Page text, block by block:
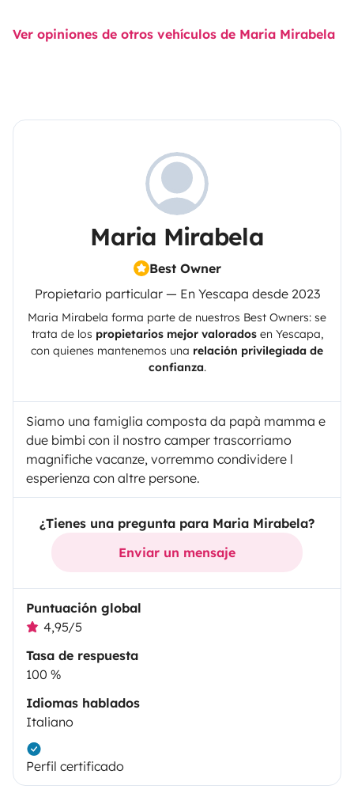
Ver opiniones de otros vehículos de Maria Mirabela
Maria Mirabela
Best Owner
Propietario particular — En Yescapa desde 2023
Maria Mirabela forma parte de nuestros Best Owners: se
trata de los propietarios mejor valoradosen Yescapa,
con quienes mantenemos una relación privilegiada de
confianza.
Siamo una famiglia composta da papà mamma e
due bimbi con il nostro camper trascorriamo
magnifiche vacanze, vorremmo condividere l
esperienza con altre persone.
¿Tienes una pregunta para Maria Mirabela?
Enviar un mensaje
Puntuación global
4,95/5
Tasa de respuesta
100 %
Idiomas hablados
Italiano
Perfil certificado